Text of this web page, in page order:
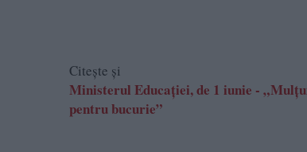
Citește și
Ministerul Educației, de 1 iunie -
pentru bucurie”